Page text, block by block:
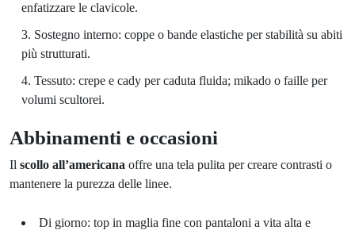
enfatizzare le clavicole.
Sostegno interno: coppe o bande elastiche per stabilità su abiti
più strutturati.
Tessuto: crepe e cady per caduta fluida; mikado o faille per
volumi scultorei.
Abbinamenti e occasioni
Il scollo all’americana offre una tela pulita per creare contrasti o
mantenere la purezza delle linee.
Di giorno: top in maglia fine con pantaloni a vita alta e